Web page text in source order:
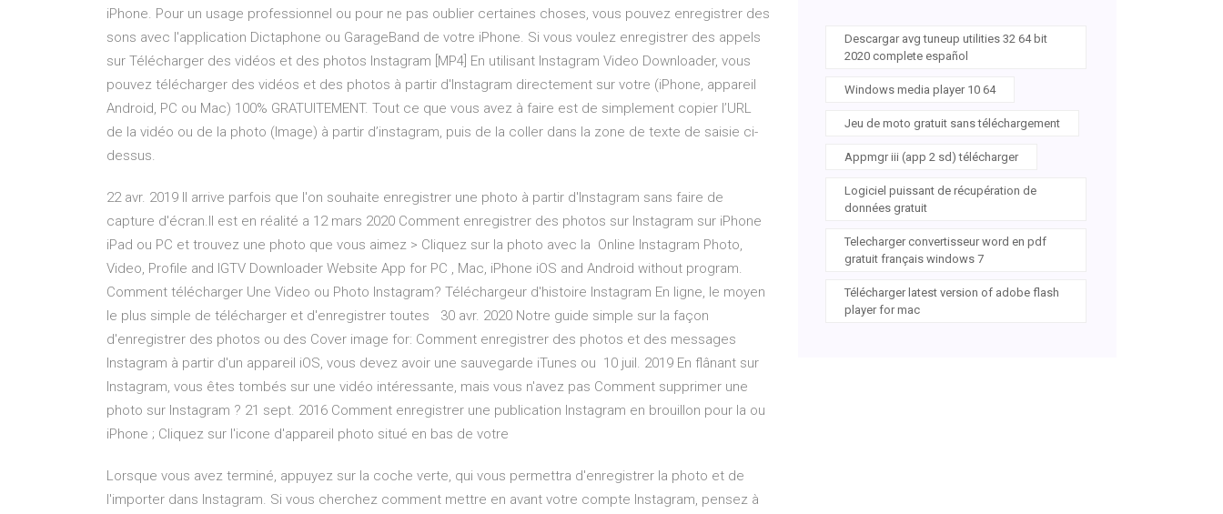
iPhone. Pour un usage professionnel ou pour ne pas oublier certaines choses, vous pouvez enregistrer des
sons avec l'application Dictaphone ou GarageBand de votre iPhone. Si vous voulez enregistrer des appels
sur Télécharger des vidéos et des photos Instagram [MP4] En utilisant Instagram Video Downloader, vous
pouvez télécharger des vidéos et des photos à partir d'Instagram directement sur votre (iPhone, appareil
Android, PC ou Mac) 100% GRATUITEMENT. Tout ce que vous avez à faire est de simplement copier l’URL
de la vidéo ou de la photo (Image) à partir d’instagram, puis de la coller dans la zone de texte de saisie ci-
dessus.
22 avr. 2019 Il arrive parfois que l'on souhaite enregistrer une photo à partir d'Instagram sans faire de
capture d'écran.Il est en réalité a 12 mars 2020 Comment enregistrer des photos sur Instagram sur iPhone
iPad ou PC et trouvez une photo que vous aimez > Cliquez sur la photo avec la Online Instagram Photo,
Video, Profile and IGTV Downloader Website App for PC , Mac, iPhone iOS and Android without program.
Comment télécharger Une Video ou Photo Instagram? Téléchargeur d'histoire Instagram En ligne, le moyen
le plus simple de télécharger et d'enregistrer toutes 30 avr. 2020 Notre guide simple sur la façon
d'enregistrer des photos ou des Cover image for: Comment enregistrer des photos et des messages
Instagram à partir d'un appareil iOS, vous devez avoir une sauvegarde iTunes ou 10 juil. 2019 En flânant sur
Instagram, vous êtes tombés sur une vidéo intéressante, mais vous n'avez pas Comment supprimer une
photo sur Instagram ? 21 sept. 2016 Comment enregistrer une publication Instagram en brouillon pour la ou
iPhone ; Cliquez sur l'icone d'appareil photo situé en bas de votre
Lorsque vous avez terminé, appuyez sur la coche verte, qui vous permettra d'enregistrer la photo et de
l'importer dans Instagram. Si vous cherchez comment mettre en avant votre compte Instagram, pensez à
Descargar avg tuneup utilities 32 64 bit
2020 complete español
Windows media player 10 64
Jeu de moto gratuit sans téléchargement
Appmgr iii (app 2 sd) télécharger
Logiciel puissant de récupération de
données gratuit
Telecharger convertisseur word en pdf
gratuit français windows 7
Télécharger latest version of adobe flash
player for mac